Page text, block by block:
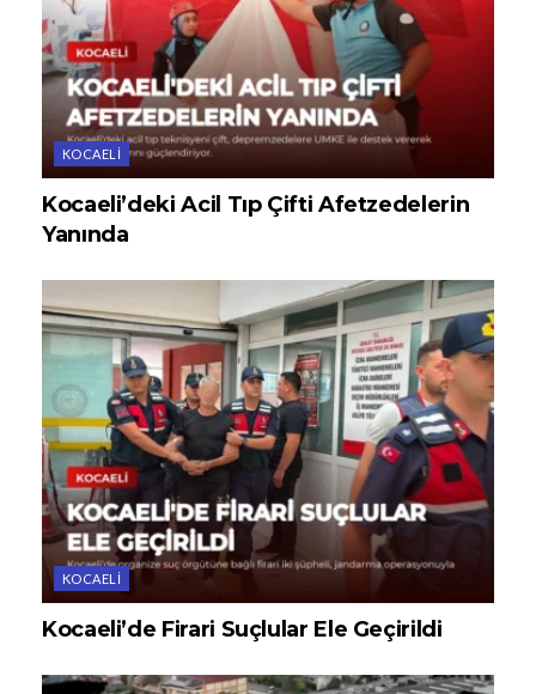
KOCAELI
Kocaeli’deki Acil Tıp Çifti Afetzedelerin
Yanında
KOCAELI
Kocaeli’de Firari Suçlular Ele Geçirildi